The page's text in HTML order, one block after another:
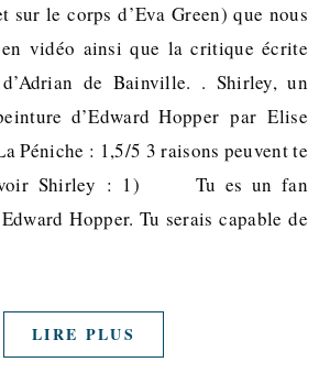
le corps d’Eva Green) que nous
en vidéo ainsi que la critique écrite
de Bainville. . Shirley, un
d’Edward Hopper par Elise
Péniche : 1,5/5 3 raisons peuvent te
voir Shirley : 1) Tu es un fan
Hopper. Tu serais capable de
LIRE PLUS